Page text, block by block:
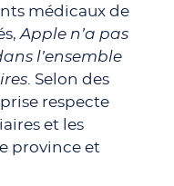
médicaux de
Apple n’a pas
l’ensemble
. Selon des
respecte
et les
province et